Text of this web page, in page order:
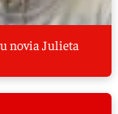
novia Julieta